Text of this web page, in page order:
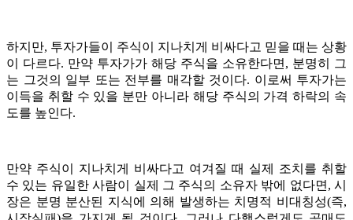
하지만, 투자가들이 주식이 지나치게 비싸다고 믿을 때는 상황
이 다르다. 만약 투자가가 해당 주식을 소유한다면, 분명히 그
는 그것의 일부 또는 전부를 매각할 것이다. 이로써 투자가는
이득을 취할 수 있을 분만 아니라 해당 주식의 가격 하락의 속
도를 높인다.
만약 주식이 지나치게 비싸다고 여겨질 때 실제 조치를 취할
수 있는 유일한 사람이 실제 그 주식의 소유자 밖에 없다면, 시
장은 분명 분산된 지식에 의해 발생하는 치명적 비대칭성(즉,